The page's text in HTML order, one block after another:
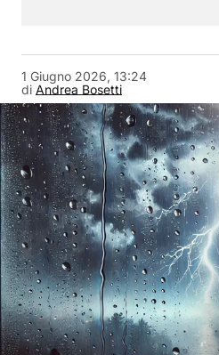
di Andrea Bosetti
1 Giugno 2026, 13:24